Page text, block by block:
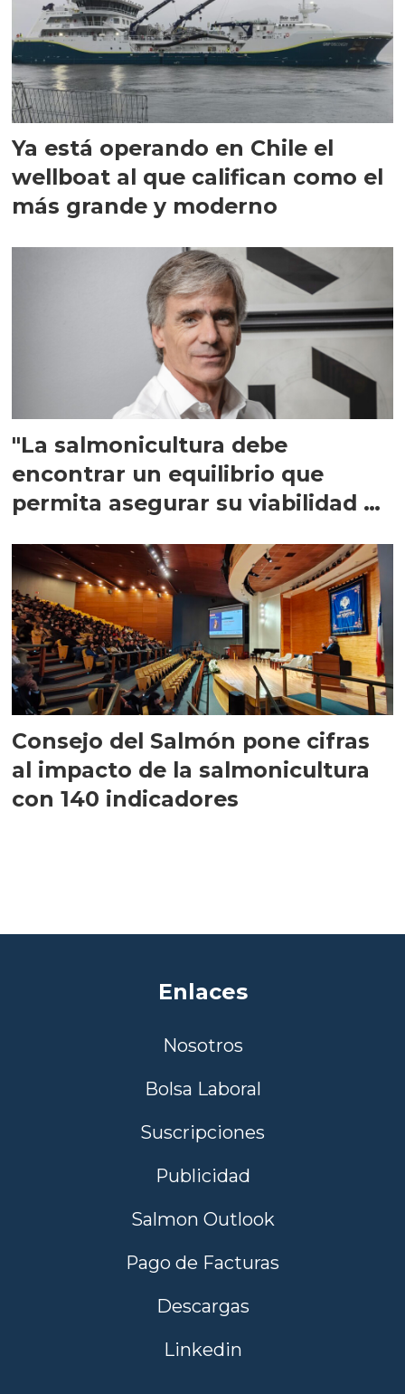
Ya está operando en Chile el
wellboat al que califican como el
más grande y moderno
"La salmonicultura debe
encontrar un equilibrio que
permita asegurar su viabilidad de
Consejo del Salmón pone cifras
al impacto de la salmonicultura
con 140 indicadores
Enlaces
Nosotros
Bolsa Laboral
Suscripciones
Publicidad
Salmon Outlook
Pago de Facturas
Descargas
Linkedin